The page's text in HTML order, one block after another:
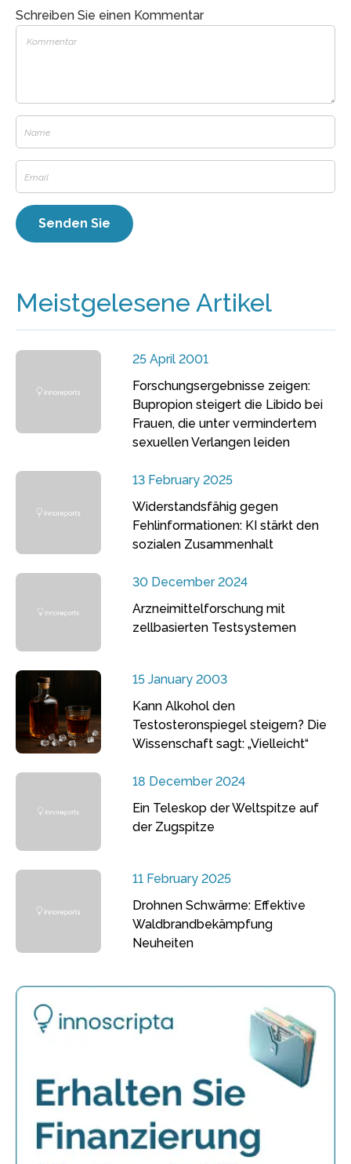
Schreiben Sie einen Kommentar
Meistgelesene Artikel
25 April 2001
Forschungsergebnisse zeigen:
Bupropion steigert die Libido bei
Frauen, die unter vermindertem
sexuellen Verlangen leiden
13 February 2025
Widerstandsfähig gegen
Fehlinformationen: KI stärkt den
sozialen Zusammenhalt
30 December 2024
Arzneimittelforschung mit
zellbasierten Testsystemen
15 January 2003
Kann Alkohol den
Testosteronspiegel steigern? Die
Wissenschaft sagt: „Vielleicht“
18 December 2024
Ein Teleskop der Weltspitze auf
der Zugspitze
11 February 2025
Drohnen Schwärme: Effektive
Waldbrandbekämpfung
Neuheiten